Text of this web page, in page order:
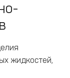
жидкостей,